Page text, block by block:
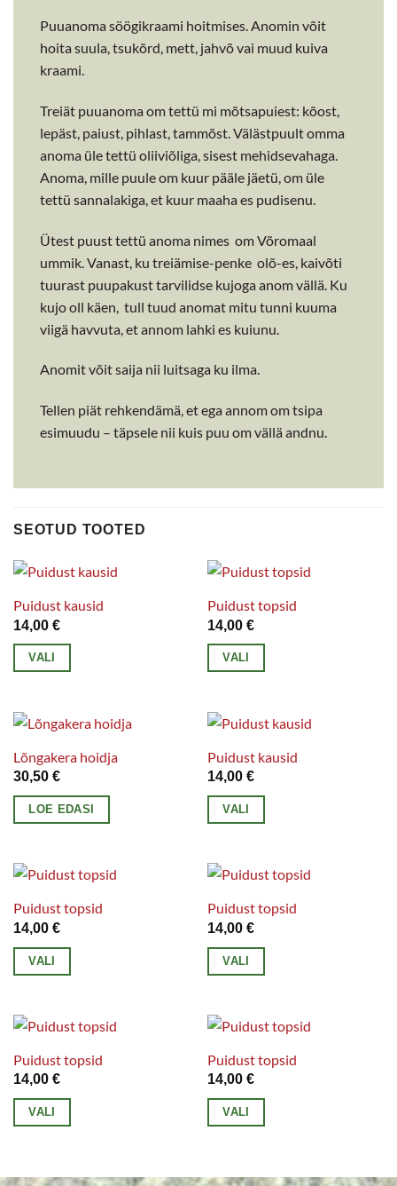
Puuanoma söögikraami hoitmises. Anomin võit
hoita suula, tsukõrd, mett, jahvõ vai muud kuiva
kraami.
Treiät puuanoma om tettü mi mõtsapuiest: kõost,
lepäst, paiust, pihlast, tammõst. Välästpuult omma
anoma üle tettü oliiviõliga, sisest mehidsevahaga.
Anoma, mille puule om kuur pääle jäetü, om üle
tettü sannalakiga, et kuur maaha es pudisenu.
Ütest puust tettü anoma nimes om Võromaal
ummik. Vanast, ku treiämise-penke olõ-es, kaivõti
tuurast puupakust tarvilidse kujoga anom vällä. Ku
kujo oll käen, tull tuud anomat mitu tunni kuuma
viigä havvuta, et annom lahki es kuiunu.
Anomit võit saija nii luitsaga ku ilma.
Tellen piät rehkendämä, et ega annom om tsipa
esimuudu – täpsele nii kuis puu om vällä andnu.
SEOTUD TOOTED
Puidust kausid
14,00 €
VALI
on
mitu
varianti.
Valikuid
saab
tootelehel.
Puidust topsid
14,00 €
VALI
on
mitu
varianti.
Valikuid
saab
tootelehel.
Lõngakera hoidja
30,50 €
LOE EDASI
Puidust kausid
14,00 €
VALI
on
mitu
varianti.
Valikuid
saab
tootelehel.
Puidust topsid
14,00 €
VALI
on
mitu
varianti.
Valikuid
saab
Puidust topsid
14,00 €
VALI
on
mitu
varianti.
Valikuid
saab
Puidust topsid
14,00 €
VALI
on
Puidust topsid
14,00 €
VALI
on